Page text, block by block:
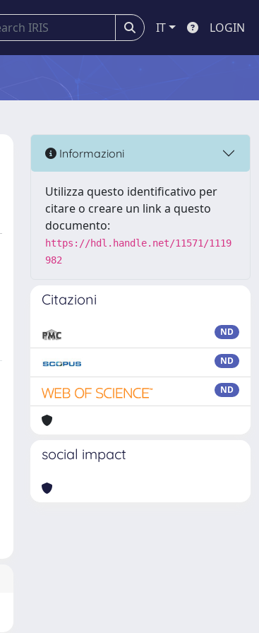
IT LOGIN
Informazioni
Utilizza questo identificativo per
citare o creare un link a questo
documento:
https://hdl.handle.net/11571/1119
982
Citazioni
ND
ND
ND
social impact